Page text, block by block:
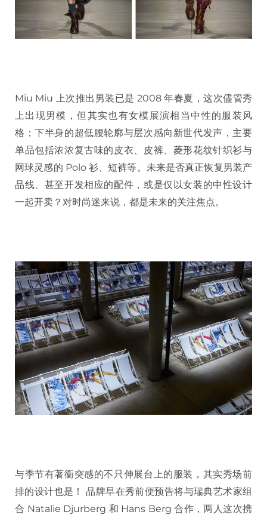
Miu Miu 上次推出男装已是 2008 年春夏，这次儘管秀
上出现男模，但其实也有女模展演相当中性的服装风
格；下半身的超低腰轮廓与层次感向新世代发声，主要
单品包括浓浓复古味的皮衣、皮裤、菱形花纹针织衫与
网球灵感的 Polo 衫、短裤等。未来是否真正恢复男装产
品线、甚至开发相应的配件，或是仅以女装的中性设计
一起开卖？对时尚迷来说，都是未来的关注焦点。
与季节有著衝突感的不只伸展台上的服装，其实秀场前
排的设计也是！ 品牌早在秀前便预告将与瑞典艺术家组
合 Natalie Djurberg 和 Hans Berg 合作，两人这次携